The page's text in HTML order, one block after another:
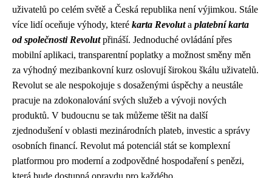
uživatelů po celém světě a Česká republika není výjimkou. Stále
více lidí oceňuje výhody, které karta Revoluta platební karta
od společnosti Revolutpřináší. Jednoduché ovládání přes
mobilní aplikaci, transparentní poplatky a možnost směny měn
za výhodný mezibankovní kurz oslovují širokou škálu uživatelů.
Revolut se ale nespokojuje s dosaženými úspěchy a neustále
pracuje na zdokonalování svých služeb a vývoji nových
produktů. V budoucnu se tak můžeme těšit na další
zjednodušení v oblasti mezinárodních plateb, investic a správy
osobních financí. Revolut má potenciál stát se komplexní
platformou pro moderní a zodpovědné hospodaření s penězi,
která bude dostupná opravdu pro každého.